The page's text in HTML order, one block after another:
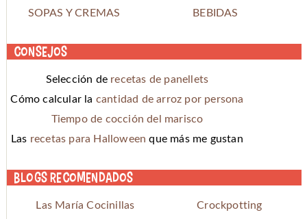
SOPAS Y CREMAS
BEBIDAS
Consejos
Selección de recetas de panellets
Cómo calcular la cantidad de arroz por persona
Tiempo de cocción del marisco
Las recetas para Halloween que más me gustan
Blogs recomendados
Las María Cocinillas
Crockpotting